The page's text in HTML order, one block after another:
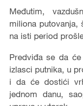
Međutim,
miliona
na isti period
Predviđa se da
izlasci putnika, u
i da će dostići
jednom danu,